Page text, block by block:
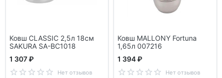
Ковш CLASSIC 2,5л 18см
SAKURA SA-BC1018
1 307 ₽
Нет отзывов
Ковш MALLONY Fortuna
1,65л 007216
1 394 ₽
Нет отзывов